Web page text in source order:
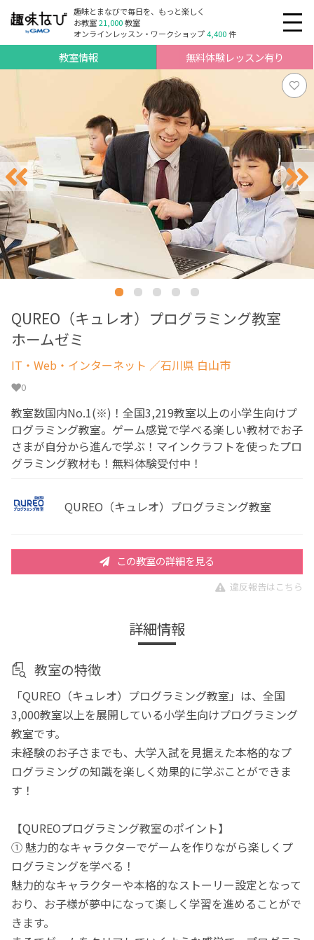
趣味とまなびで毎日を、もっと楽しく
お教室21,000教室
オンラインレッスン・ワークショップ4,400件
教室情報 無料体験レッスン有り
QUREO（キュレオ）プログラミング教室
ホームゼミ
IT・Web・インターネット ／石川県 白山市
0
教室数国内No.1(※)！全国3,219教室以上の小学生向けプ
ログラミング教室。ゲーム感覚で学べる楽しい教材でお子
さまが自分から進んで学ぶ！マインクラフトを使ったプロ
グラミング教材も！無料体験受付中！
QUREO（キュレオ）プログラミング教室
この教室の詳細を見る
違反報告はこちら
詳細情報
教室の特徴
「QUREO（キュレオ）プログラミング教室」は、全国
3,000教室以上を展開している小学生向けプログラミング
教室です。
未経験のお子さまでも、大学入試を見据えた本格的なプ
ログラミングの知識を楽しく効果的に学ぶことができま
す！
【QUREOプログラミング教室のポイント】
① 魅力的なキャラクターでゲームを作りながら楽しくプ
ログラミングを学べる！
魅力的なキャラクターや本格的なストーリー設定となって
おり、お子様が夢中になって楽しく学習を進めることがで
きます。